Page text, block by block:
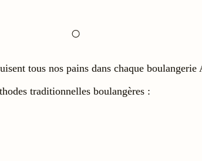
tous nos pains dans chaque boulangerie
traditionnelles boulangères :